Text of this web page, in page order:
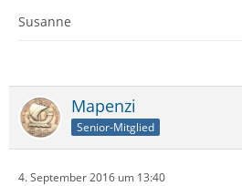
Susanne
Mapenzi
Senior-Mitglied
4. September 2016 um 13:40